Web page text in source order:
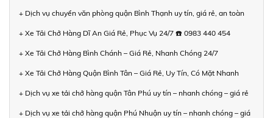
+ Dịch vụ chuyển văn phòng quận Bình Thạnh uy tín, giá rẻ, an toàn
+ Xe Tải Chở Hàng Dĩ An Giá Rẻ, Phục Vụ 24/7 ☎️ 0983 440 454
+ Xe Tải Chở Hàng Bình Chánh – Giá Rẻ, Nhanh Chóng 24/7
+ Xe Tải Chở Hàng Quận Bình Tân – Giá Rẻ, Uy Tín, Có Mặt Nhanh
+ Dịch vụ xe tải chở hàng quận Tân Phú uy tín – nhanh chóng – giá rẻ
+ Dịch vụ xe tải chở hàng quận Phú Nhuận uy tín – nhanh chóng – giá